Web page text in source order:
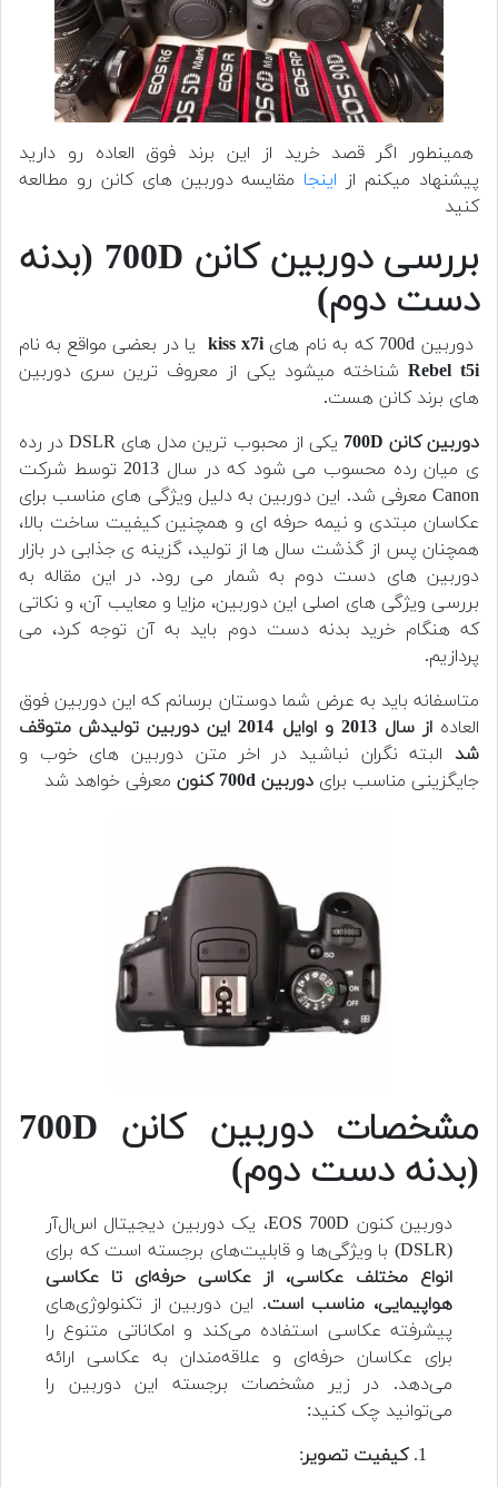
همینطور اگر قصد خرید از این برند فوق العاده رو دارید
پیشنهاد میکنم از اینجا مقایسه دوربین های کانن رو مطالعه
کنید
بررسی دوربین کانن 700D (بدنه
دست دوم)
دوربین 700d که به نام های kiss x7i یا در بعضی مواقع به نام
Rebel t5i شناخته میشود یکی از معروف ترین سری دوربین
های برند کانن هست.
دوربین کانن 700D
یکی از محبوب ترین مدل های DSLR در رده
ی میان رده محسوب می شود که در سال 2013 توسط شرکت
Canon معرفی شد. این دوربین به دلیل ویژگی های مناسب برای
عکاسان مبتدی و نیمه حرفه ای و همچنین کیفیت ساخت بالا،
همچنان پس از گذشت سال ها از تولید، گزینه ی جذابی در بازار
دوربین های دست دوم به شمار می رود. در این مقاله به
بررسی ویژگی های اصلی این دوربین، مزایا و معایب آن، و نکاتی
که هنگام خرید بدنه دست دوم باید به آن توجه کرد، می
پردازیم.
متاسفانه باید به عرض شما دوستان برسانم که این دوربین فوق
العاده
از سال 2013 و اوایل 2014 این دوربین تولیدش متوقف
شد البته نگران نباشید در اخر متن دوربین های خوب و
جایگزینی مناسب برای دوربین 700d کنون معرفی خواهد شد
مشخصات دوربین کانن 700D
(بدنه دست دوم)
دوربین کنون EOS 700D، یک دوربین دیجیتال اس‌ال‌آر
(DSLR) با ویژگی‌ها و قابلیت‌های برجسته است که برای
انواع مختلف عکاسی، از عکاسی حرفه‌ای تا عکاسی
هواپیمایی، مناسب است. این دوربین از تکنولوژی‌های
پیشرفته عکاسی استفاده می‌کند و امکاناتی متنوع را
برای عکاسان حرفه‌ای و علاقه‌مندان به عکاسی ارائه
می‌دهد. در زیر مشخصات برجسته این دوربین را
می‌توانید چک کنید:
کیفیت تصویر: